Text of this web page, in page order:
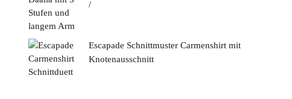
Escapade Schnittmuster Carmenshirt mit
Knotenausschnitt